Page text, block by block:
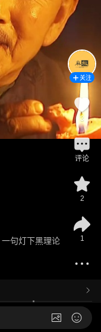
一句灯下黑理论
关注
3
评论
2
1